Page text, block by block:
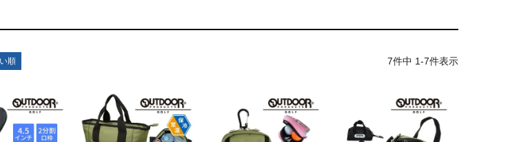
順 7件中 1-7件表示